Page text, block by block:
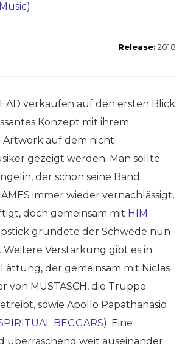
Release: 2018
verkaufen auf den ersten Blick
Konzept mit ihrem
Artwork auf dem nicht
gezeigt werden. Man sollte
der schon seine Band
immer wieder vernachlässigt,
doch gemeinsam mit HIM
gründete der Schwede nun
Weitere Verstärkung gibt es in
der gemeinsam mit Niclas
von MUSTASCH, die Truppe
sowie Apollo Papathanasio
BEGGARS). Eine
überraschend weit auseinander